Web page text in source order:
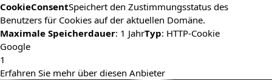
CookieConsentSpeichert den Zustimmungsstatus des
Benutzers für Cookies auf der aktuellen Domäne.
Maximale Speicherdauer: 1 JahrTyp: HTTP-Cookie
Google
1
Erfahren Sie mehr über diesen Anbieter